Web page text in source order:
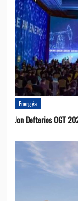
Energiýa
Jon Defterios OGT